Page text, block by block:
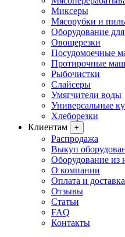
Миксеры
Мясорубки и
Оборудование
Овощерезки
Посудомоечные
Протирочные
Рыбочистки
Слайсеры
Умягчители воды
Универсальные
Хлеборезки
Клиентам
+
Распродажа
Выкуп
Оборудование из
О компании
Оплата и доставка
Отзывы
Статьи
FAQ
Контакты